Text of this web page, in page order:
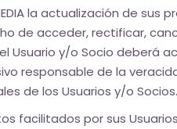
la actualización de sus
de acceder, rectificar,
y/o Socio deberá
responsable de la
de los Usuarios y/o Socios.
facilitados por sus